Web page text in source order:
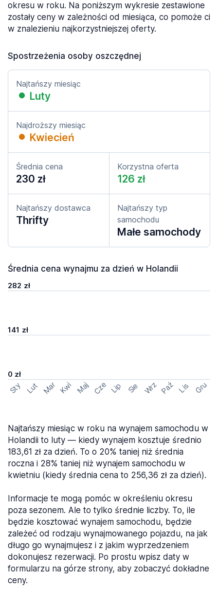
okresu w roku. Na poniższym wykresie zestawione
zostały ceny w zależności od miesiąca, co pomoże ci
w znalezieniu najkorzystniejszej oferty.
Spostrzeżenia osoby oszczędnej
Najtańszy miesiąc
Luty
Najdroższy miesiąc
Kwiecień
Średnia cena
230 zł
Korzystna oferta
126 zł
Najtańszy dostawca
Thrifty
Najtańszy typ
samochodu
Małe samochody
Średnia cena wynajmu za dzień w Holandii
282 zł
141 zł
0 zł
Sty Lut Mar Kwi Maj Cze Lip Sie Wrz Paź Lis Gru
Najtańszy miesiąc w roku na wynajem samochodu w
Holandii to luty — kiedy wynajem kosztuje średnio
183,61 zł za dzień. To o 20% taniej niż średnia
roczna i 28% taniej niż wynajem samochodu w
kwietniu (kiedy średnia cena to 256,36 zł za dzień).
Informacje te mogą pomóc w określeniu okresu
poza sezonem. Ale to tylko średnie liczby. To, ile
będzie kosztować wynajem samochodu, będzie
zależeć od rodzaju wynajmowanego pojazdu, na jak
długo go wynajmujesz i z jakim wyprzedzeniem
dokonujesz rezerwacji. Po prostu wpisz daty w
formularzu na górze strony, aby zobaczyć dokładne
ceny.